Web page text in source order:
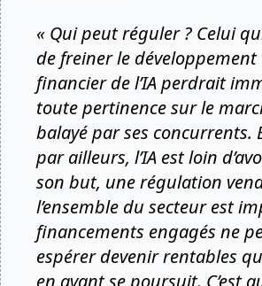
« Qui peut réguler ? Celui
de freiner le
financier de l’IA perdrait
toute pertinence sur le
balayé par ses concurrents.
par ailleurs, l’IA est loin
son but, une régulation
l’ensemble du secteur est
financements engagés ne
espérer devenir rentables
en avant se poursuit. C’est